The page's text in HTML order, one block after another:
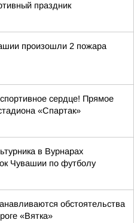
праздник
произошли 2 пожара
сердце! Прямое
«Спартак»
в Вурнарах
Чувашии по футболу
обстоятельства
«Вятка»